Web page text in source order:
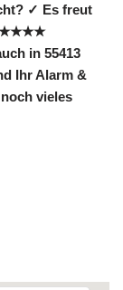
✓ Es freut
★★★★★
in 55413
Ihr Alarm &
vieles